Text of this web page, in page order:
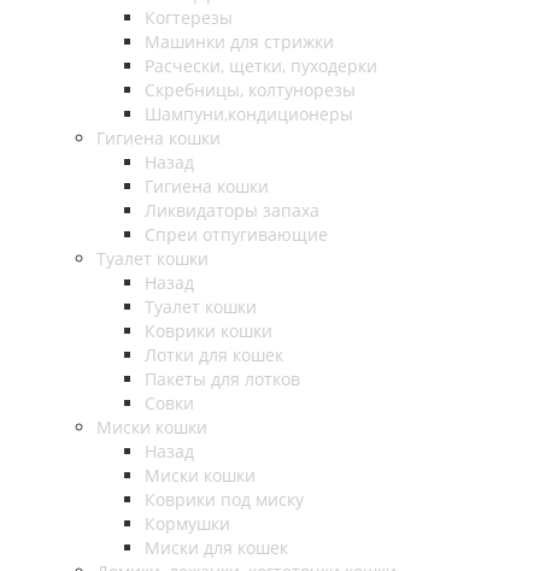
Когтерезы
Машинки для стрижки
Расчески, щетки, пуходерки
Скребницы, колтунорезы
Шампуни,кондиционеры
Гигиена кошки
Назад
Гигиена кошки
Ликвидаторы запаха
Спреи отпугивающие
Туалет кошки
Назад
Туалет кошки
Коврики кошки
Лотки для кошек
Пакеты для лотков
Совки
Миски кошки
Назад
Миски кошки
Коврики под миску
Кормушки
Миски для кошек